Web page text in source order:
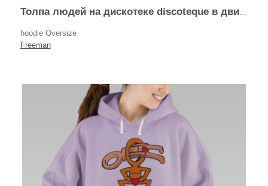
Толпа людей на дискотеке discoteque в движении и активности
hoodie Oversize
Freeman